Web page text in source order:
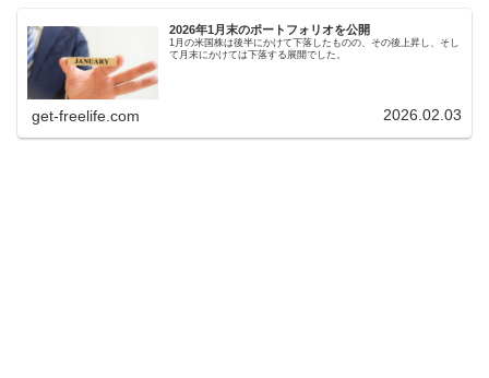
2026年1月末のポートフォリオを公開
1月の米国株は後半にかけて下落したものの、その後上昇し、そし
て月末にかけては下落する展開でした。
get-freelife.com 2026.02.03